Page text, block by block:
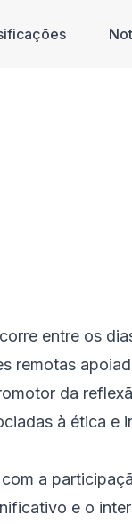
entre os
remotas
da
à ética e
a
e o